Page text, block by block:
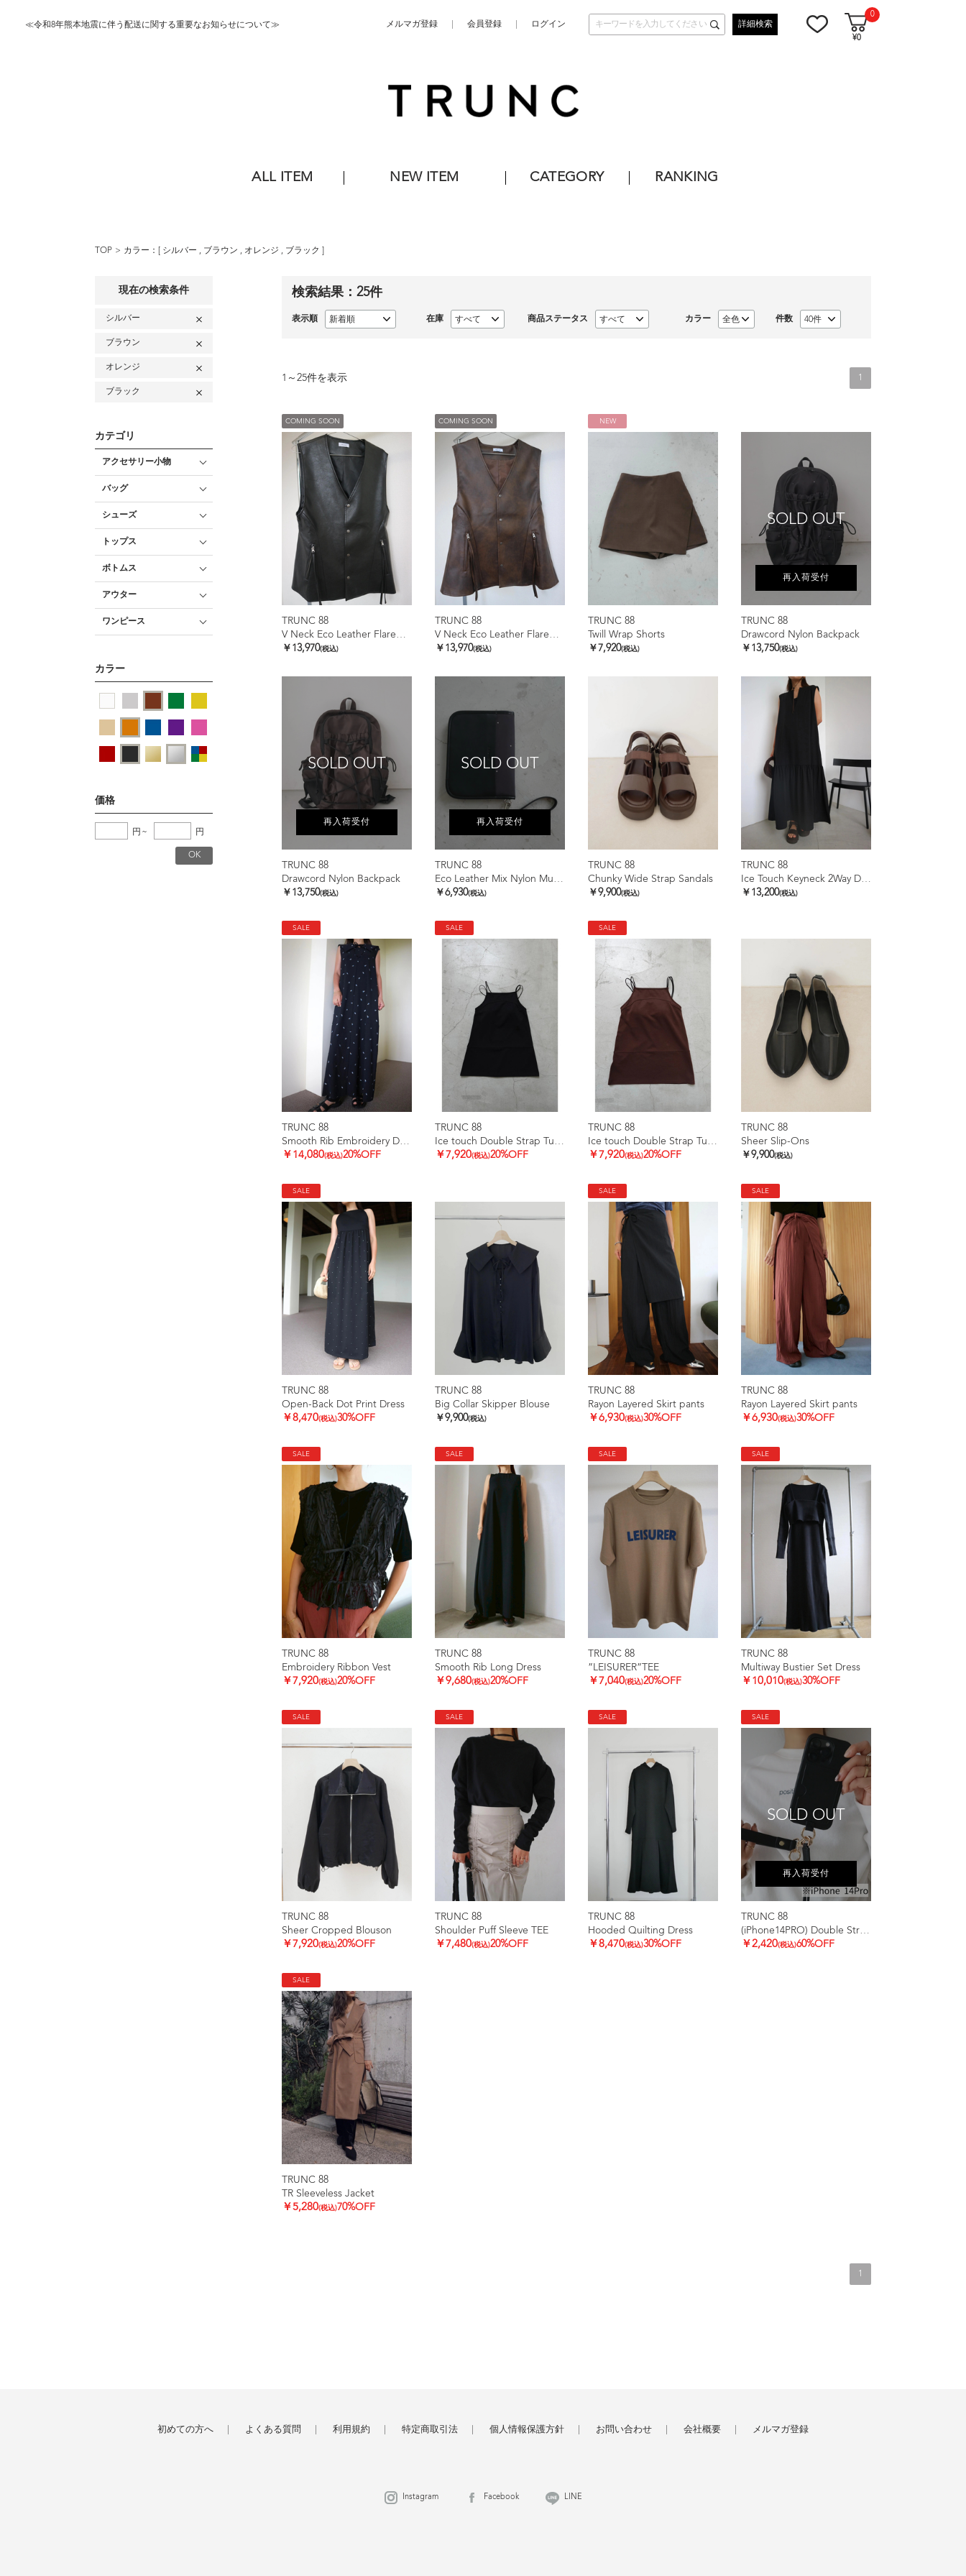
≪令和8年熊本地震に伴う配送に関する重要なお知らせについて≫ メルマガ登録 会員登録 ログイン 詳細検索
0
¥0
ALL ITEM NEW ITEM CATEGORY RANKING
TOP カラー：[ シルバー , ブラウン , オレンジ , ブラック
現在の検索条件
シルバー
ブラウン
オレンジ
ブラック
カテゴリ
アクセサリー小物
バッグ
シューズ
トップス
ボトムス
アウター
ワンピース
カラー
価格
円 ~ 円
検索結果： 25件
表示順 在庫 商品ステータス カラー 件数
1 ～ 25件を表示 1
COMING SOON
TRUNC 88
V Neck Eco Leather Flared Vest
￥13,970(税込)
COMING SOON
TRUNC 88
V Neck Eco Leather Flared Vest
￥13,970(税込)
NEW
TRUNC 88
Twill Wrap Shorts
￥7,920(税込)
SOLD OUT
再入荷受付
TRUNC 88
Drawcord Nylon Backpack
￥13,750(税込)
SOLD OUT
再入荷受付
TRUNC 88
Drawcord Nylon Backpack
￥13,750(税込)
SOLD OUT
再入荷受付
TRUNC 88
Eco Leather Mix Nylon Multi Case
￥6,930(税込)
TRUNC 88
Chunky Wide Strap Sandals
￥9,900(税込)
TRUNC 88
Ice Touch Keyneck 2Way Dress
￥13,200(税込)
SALE
TRUNC 88
Smooth Rib Embroidery Dress
￥14,080(税込)20%OFF
SALE
TRUNC 88
Ice touch Double Strap Tunic
￥7,920(税込)20%OFF
SALE
TRUNC 88
Ice touch Double Strap Tunic
￥7,920(税込)20%OFF
TRUNC 88
Sheer Slip-Ons
￥9,900(税込)
SALE
TRUNC 88
Open-Back Dot Print Dress
￥8,470(税込)30%OFF
TRUNC 88
Big Collar Skipper Blouse
￥9,900(税込)
SALE
TRUNC 88
Rayon Layered Skirt pants
￥6,930(税込)30%OFF
SALE
TRUNC 88
Rayon Layered Skirt pants
￥6,930(税込)30%OFF
SALE
TRUNC 88
Embroidery Ribbon Vest
￥7,920(税込)20%OFF
SALE
TRUNC 88
Smooth Rib Long Dress
￥9,680(税込)20%OFF
SALE
TRUNC 88
”LEISURER”TEE
￥7,040(税込)20%OFF
SALE
TRUNC 88
Multiway Bustier Set Dress
￥10,010(税込)30%OFF
SALE
TRUNC 88
Sheer Cropped Blouson
￥7,920(税込)20%OFF
SALE
TRUNC 88
Shoulder Puff Sleeve TEE
￥7,480(税込)20%OFF
SALE
TRUNC 88
Hooded Quilting Dress
￥8,470(税込)30%OFF
SALE
SOLD OUT
再入荷受付
TRUNC 88
(iPhone14PRO) Double Strap iPhone Case
￥2,420(税込)60%OFF
SALE
TRUNC 88
TR Sleeveless Jacket
￥5,280(税込)70%OFF
1
初めての方へ よくある質問 利用規約 特定商取引法 個人情報保護方針 お問い合わせ 会社概要 メルマガ登録
Instagram Facebook LINE